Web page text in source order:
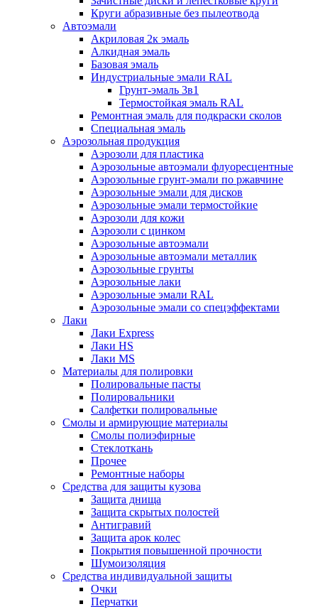
Круги абразивные без пылеотвода
Автоэмали
Акриловая 2к эмаль
Алкидная эмаль
Базовая эмаль
Индустриальные эмали RAL
Грунт-эмаль 3в1
Термостойкая эмаль RAL
Ремонтная эмаль для подкраски сколов
Специальная эмаль
Аэрозольная продукция
Аэрозоли для пластика
Аэрозольные автоэмали флуоресцентные
Аэрозольные грунт-эмали по ржавчине
Аэрозольные эмали для дисков
Аэрозольные эмали термостойкие
Аэрозоли для кожи
Аэрозоли с цинком
Аэрозольные автоэмали
Аэрозольные автоэмали металлик
Аэрозольные грунты
Аэрозольные лаки
Аэрозольные эмали RAL
Аэрозольные эмали со спецэффектами
Лаки
Лаки Express
Лаки HS
Лаки MS
Материалы для полировки
Полировальные пасты
Полировальники
Салфетки полировальные
Смолы и армирующие материалы
Смолы полиэфирные
Стеклоткань
Прочее
Ремонтные наборы
Средства для защиты кузова
Защита днища
Защита скрытых полостей
Антигравий
Защита арок колес
Покрытия повышенной прочности
Шумоизоляция
Средства индивидуальной защиты
Очки
Перчатки